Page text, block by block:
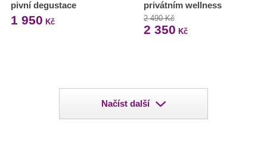
pivní degustace
1 950 Kč
privátním wellness
2 490 Kč
2 350 Kč
Načíst další